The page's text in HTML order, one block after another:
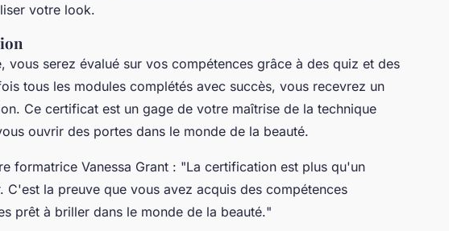
votre look.
vous serez évalué sur vos compétences grâce à des quiz et des
tous les modules complétés avec succès, vous recevrez un
Ce certificat est un gage de votre maîtrise de la technique
ouvrir des portes dans le monde de la beauté.
formatrice Vanessa Grant : "La certification est plus qu'un
C'est la preuve que vous avez acquis des compétences
prêt à briller dans le monde de la beauté."